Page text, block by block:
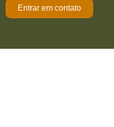
Entrar em contato